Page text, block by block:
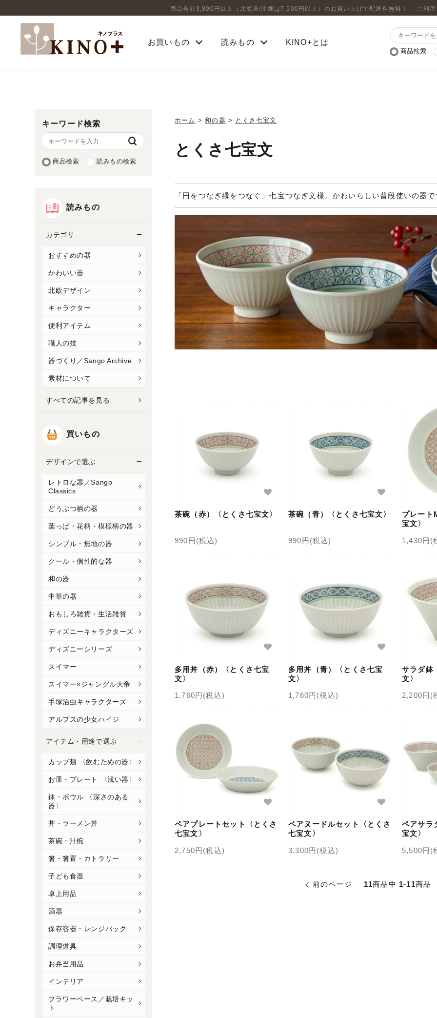
商品合計3,800円以上（北海道/沖縄は7,500円以上）のお買い上げで配送料無料！ ご利
お買いもの 読みもの KINO+とは
商品検索
キーワード検索
商品検索 読みもの検索
読みもの
カテゴリ
おすすめの器
かわいい器
北欧デザイン
キャラクター
便利アイテム
職人の技
器づくり／Sango Archive
素材について
すべての記事を見る
買いもの
デザインで選ぶ
レトロな器／Sango
Classics
どうぶつ柄の器
葉っぱ・花柄・模様柄の器
シンプル・無地の器
クール・個性的な器
和の器
中華の器
おもしろ雑貨・生活雑貨
ディズニーキャラクターズ
ディズニーシリーズ
スイマー
スイマー×ジャングル大帝
手塚治虫キャラクターズ
アルプスの少女ハイジ
アイテム・用途で選ぶ
カップ類 〈飲むための器〉
お皿・プレート 〈浅い器〉
鉢・ボウル 〈深さのある
器〉
丼・ラーメン丼
茶碗・汁椀
箸・箸置・カトラリー
子ども食器
卓上用品
酒器
保存容器・レンジパック
調理道具
お弁当用品
インテリア
フラワーベース／栽培キッ
ト
ホーム >和の器 > とくさ七宝文
とくさ七宝文
「円をつなぎ縁をつなぐ」七宝つなぎ文様。かわいらしい普段使いの器で
茶碗（赤）〈とくさ七宝文〉
990円(税込)
茶碗（青）〈とくさ七宝文〉
990円(税込)
プレート
宝文〉
1,430円(
多用丼（赤）〈とくさ七宝
文〉
1,760円(税込)
多用丼（青）〈とくさ七宝
文〉
1,760円(税込)
サラダ鉢
文〉
2,200円(
ペアプレートセット〈とくさ
七宝文〉
2,750円(税込)
ペアヌードルセット〈とくさ
七宝文〉
3,300円(税込)
ペアサラ
宝文〉
5,500円(
前のページ 11商品中 1-11商品